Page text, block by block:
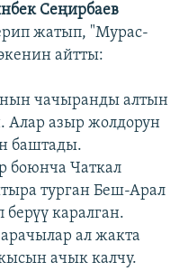
Сеңирбаев
жатып, "Мурас-
айтты:
чачыранды алтын
Алар азыр жолдорун
баштады.
боюнча Чаткал
турган Беш-Арал
берүү каралган.
ал жакта
ачык калчу.